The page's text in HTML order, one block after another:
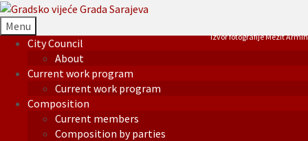
Menu
City Council
About
Current work program
Current work program
Composition
Current members
Composition by parties
Izvor fotografije Mezit Armin